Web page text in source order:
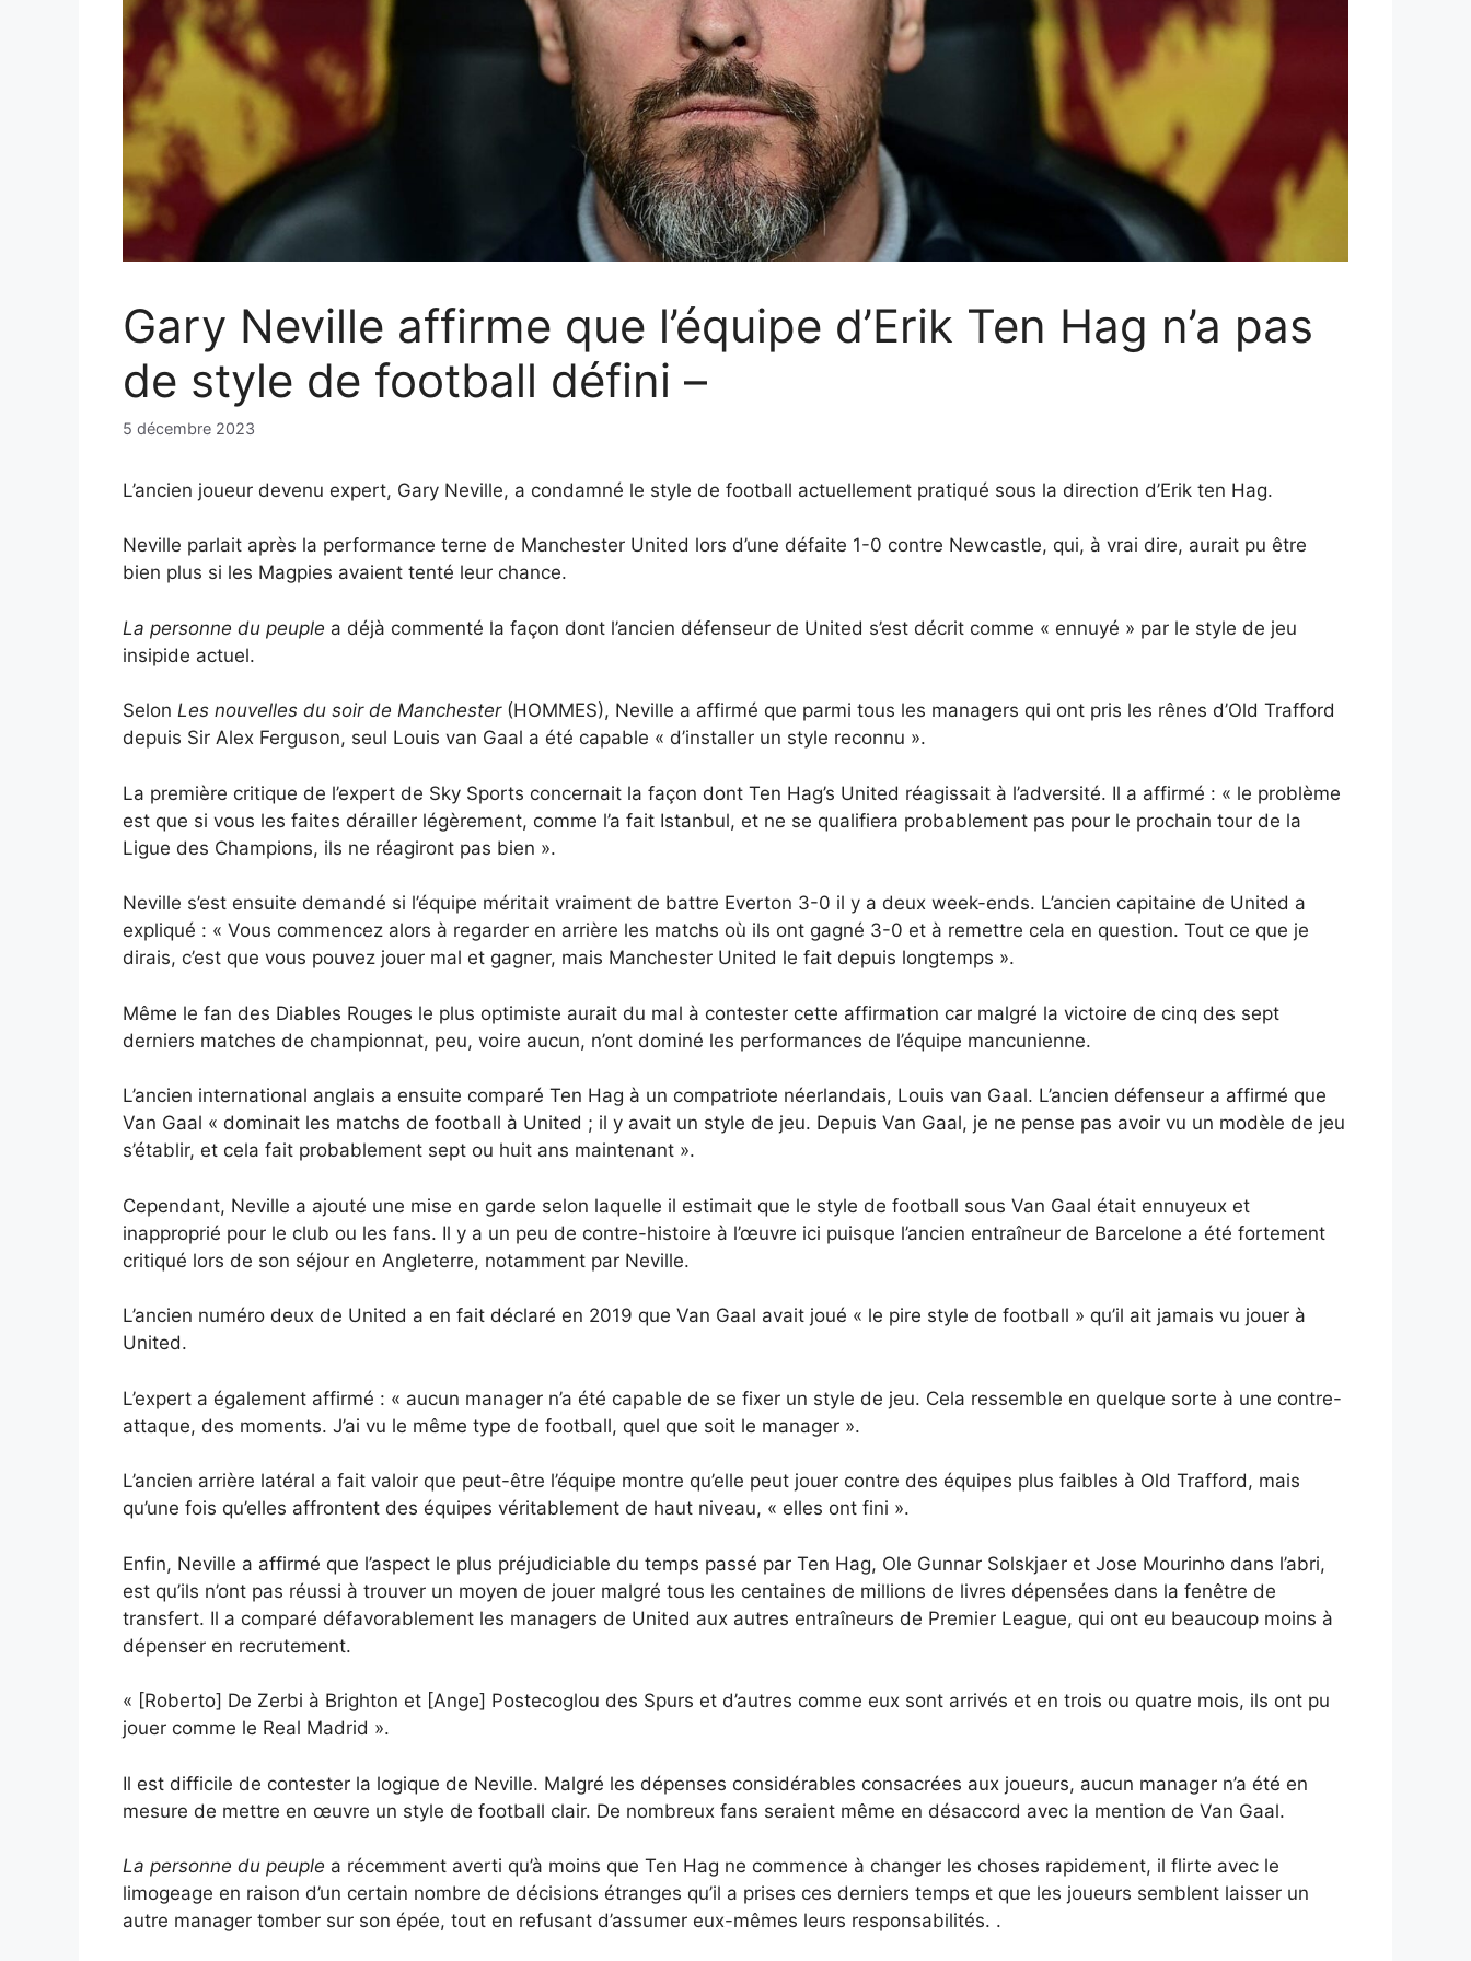
Gary Neville affirme que l’équipe d’Erik Ten Hag n’a pas
de style de football défini –
5 décembre 2023
L’ancien joueur devenu expert, Gary Neville, a condamné le style de football actuellement pratiqué sous la direction d’Erik ten Hag.
Neville parlait après la performance terne de Manchester United lors d’une défaite 1-0 contre Newcastle, qui, à vrai dire, aurait pu être
bien plus si les Magpies avaient tenté leur chance.
La personne du peuple a déjà commenté la façon dont l’ancien défenseur de United s’est décrit comme « ennuyé » par le style de jeu
insipide actuel.
Selon Les nouvelles du soir de Manchester(HOMMES), Neville a affirmé que parmi tous les managers qui ont pris les rênes d’Old Trafford
depuis Sir Alex Ferguson, seul Louis van Gaal a été capable « d’installer un style reconnu ».
La première critique de l’expert de Sky Sports concernait la façon dont Ten Hag’s United réagissait à l’adversité. Il a affirmé : « le problème
est que si vous les faites dérailler légèrement, comme l’a fait Istanbul, et ne se qualifiera probablement pas pour le prochain tour de la
Ligue des Champions, ils ne réagiront pas bien ».
Neville s’est ensuite demandé si l’équipe méritait vraiment de battre Everton 3-0 il y a deux week-ends. L’ancien capitaine de United a
expliqué : « Vous commencez alors à regarder en arrière les matchs où ils ont gagné 3-0 et à remettre cela en question. Tout ce que je
dirais, c’est que vous pouvez jouer mal et gagner, mais Manchester United le fait depuis longtemps ».
Même le fan des Diables Rouges le plus optimiste aurait du mal à contester cette affirmation car malgré la victoire de cinq des sept
derniers matches de championnat, peu, voire aucun, n’ont dominé les performances de l’équipe mancunienne.
L’ancien international anglais a ensuite comparé Ten Hag à un compatriote néerlandais, Louis van Gaal. L’ancien défenseur a affirmé que
Van Gaal « dominait les matchs de football à United ; il y avait un style de jeu. Depuis Van Gaal, je ne pense pas avoir vu un modèle de jeu
s’établir, et cela fait probablement sept ou huit ans maintenant ».
Cependant, Neville a ajouté une mise en garde selon laquelle il estimait que le style de football sous Van Gaal était ennuyeux et
inapproprié pour le club ou les fans. Il y a un peu de contre-histoire à l’œuvre ici puisque l’ancien entraîneur de Barcelone a été fortement
critiqué lors de son séjour en Angleterre, notamment par Neville.
L’ancien numéro deux de United a en fait déclaré en 2019 que Van Gaal avait joué « le pire style de football » qu’il ait jamais vu jouer à
United.
L’expert a également affirmé : « aucun manager n’a été capable de se fixer un style de jeu. Cela ressemble en quelque sorte à une contre-
attaque, des moments. J’ai vu le même type de football, quel que soit le manager ».
L’ancien arrière latéral a fait valoir que peut-être l’équipe montre qu’elle peut jouer contre des équipes plus faibles à Old Trafford, mais
qu’une fois qu’elles affrontent des équipes véritablement de haut niveau, « elles ont fini ».
Enfin, Neville a affirmé que l’aspect le plus préjudiciable du temps passé par Ten Hag, Ole Gunnar Solskjaer et Jose Mourinho dans l’abri,
est qu’ils n’ont pas réussi à trouver un moyen de jouer malgré tous les centaines de millions de livres dépensées dans la fenêtre de
transfert. Il a comparé défavorablement les managers de United aux autres entraîneurs de Premier League, qui ont eu beaucoup moins à
dépenser en recrutement.
« [Roberto] De Zerbi à Brighton et [Ange] Postecoglou des Spurs et d’autres comme eux sont arrivés et en trois ou quatre mois, ils ont pu
jouer comme le Real Madrid ».
Il est difficile de contester la logique de Neville. Malgré les dépenses considérables consacrées aux joueurs, aucun manager n’a été en
mesure de mettre en œuvre un style de football clair. De nombreux fans seraient même en désaccord avec la mention de Van Gaal.
La personne du peuple a récemment averti qu’à moins que Ten Hag ne commence à changer les choses rapidement, il flirte avec le
limogeage en raison d’un certain nombre de décisions étranges qu’il a prises ces derniers temps et que les joueurs semblent laisser un
autre manager tomber sur son épée, tout en refusant d’assumer eux-mêmes leurs responsabilités. .